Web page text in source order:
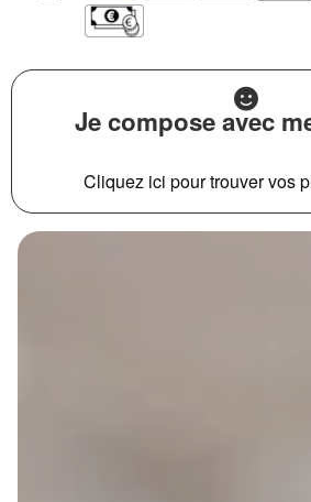
Je compose avec
Cliquez ici pour trouver vos